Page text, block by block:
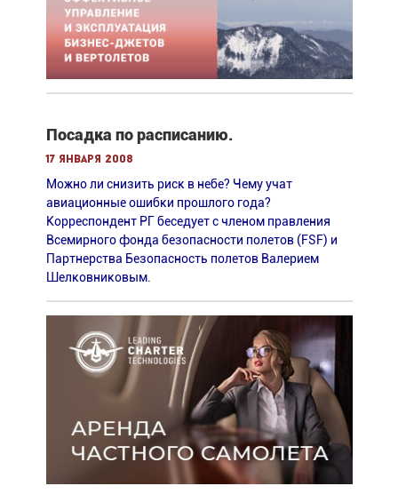
Посадка по расписанию.
17 января 2008
Можно ли снизить риск в небе? Чему учат
авиационные ошибки прошлого года?
Корреспондент РГ беседует с членом правления
Всемирного фонда безопасности полетов (FSF) и
Партнерства Безопасность полетов Валерием
Шелковниковым.